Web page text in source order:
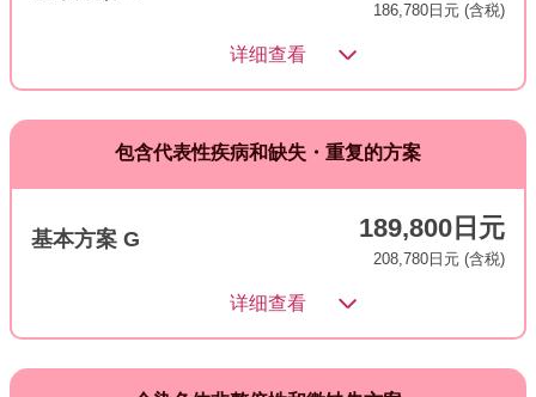
186,780日元 (含税)
详细查看
包含代表性疾病和缺失・重复的方案
基本方案 G 189,800日元
208,780日元 (含税)
详细查看